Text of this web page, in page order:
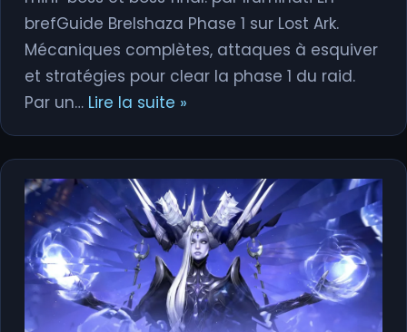
brefGuide Brelshaza Phase 1 sur Lost Ark.
Mécaniques complètes, attaques à esquiver
et stratégies pour clear la phase 1 du raid.
Par un… Lire la suite »